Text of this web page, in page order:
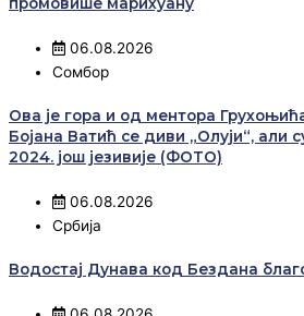
промовише марихуану
06.08.2026
Сомбор
Ова је гора и од ментора
Бојана Ватић се диви „Олуји“, али
2024. још језивије (ФОТО)
06.08.2026
Србија
Водостај Дунава код Бездана